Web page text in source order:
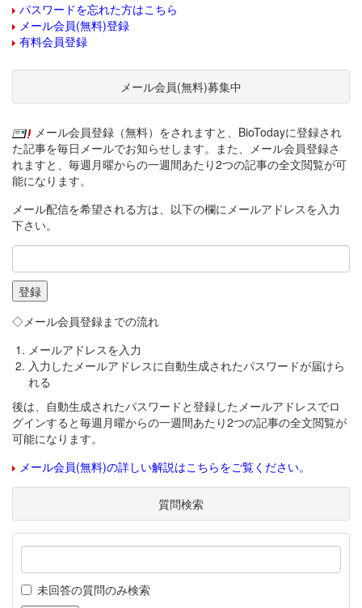
パスワードを忘れた方はこちら
メール会員(無料)登録
有料会員登録
メール会員(無料)募集中
メール会員登録（無料）をされますと、BioTodayに登録され
た記事を毎日メールでお知らせします。また、メール会員登録さ
れますと、毎週月曜からの一週間あたり2つの記事の全文閲覧が可
能になります。
メール配信を希望される方は、以下の欄にメールアドレスを入力
下さい。
◇メール会員登録までの流れ
メールアドレスを入力
入力したメールアドレスに自動生成されたパスワードが届けら
れる
後は、自動生成されたパスワードと登録したメールアドレスでロ
グインすると毎週月曜からの一週間あたり2つの記事の全文閲覧が
可能になります。
メール会員(無料)の詳しい解説はこちらをご覧ください。
質問検索
未回答の質問のみ検索